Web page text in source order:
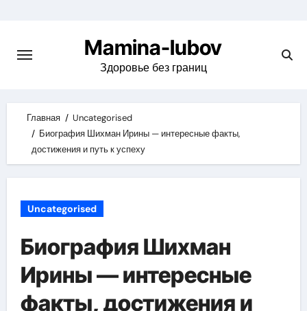
content
Mamina-lubov
Здоровье без границ
Главная
Uncategorised
Биография Шихман Ирины — интересные факты,
достижения и путь к успеху
Uncategorised
Биография Шихман
Ирины — интересные
факты, достижения и